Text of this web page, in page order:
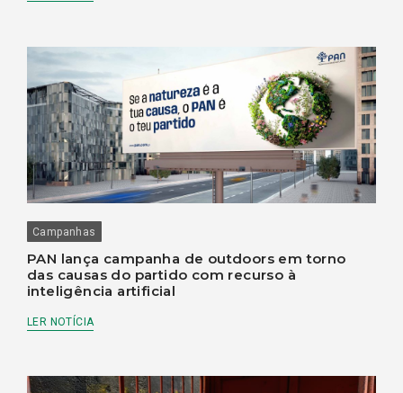
Campanhas
PAN lança campanha de outdoors em torno
das causas do partido com recurso à
inteligência artificial
LER NOTÍCIA